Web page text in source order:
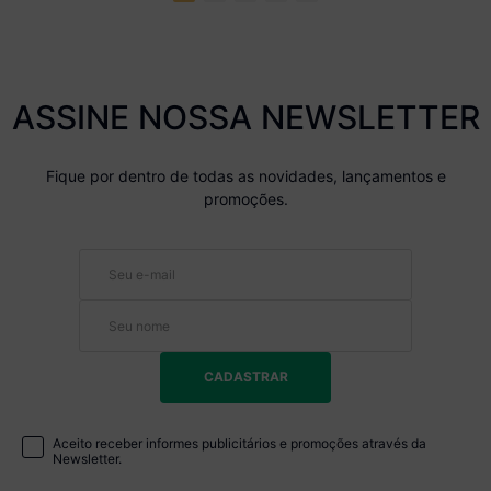
ASSINE NOSSA NEWSLETTER
Fique por dentro de todas as novidades, lançamentos e
promoções.
CADASTRAR
Aceito receber informes publicitários e promoções através da
Newsletter.